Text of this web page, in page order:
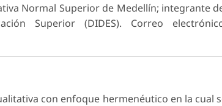
Normal Superior de Medellín; integrante
Superior (DIDES). Correo
con enfoque hermenéutico en la cual